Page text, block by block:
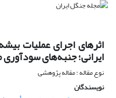
اثرهای اجرای عملیات
ایرانی؛ جنبه‌های
نوع مقاله : مقاله پژوهشی
نویسندگان